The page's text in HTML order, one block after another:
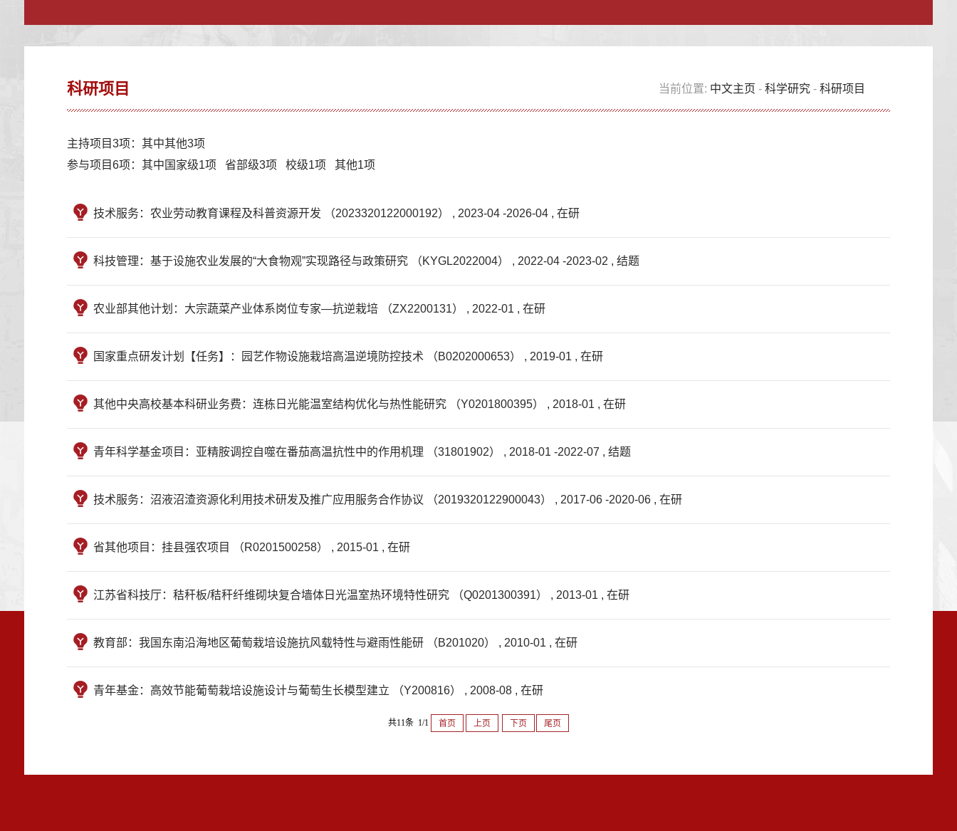
科研项目 当前位置: 中文主页 -科学研究 -科研项目
主持项目3项：其中其他3项
参与项目6项：其中国家级1项 省部级3项 校级1项 其他1项
技术服务：农业劳动教育课程及科普资源开发 （2023320122000192） , 2023-04 -2026-04 , 在研
科技管理：基于设施农业发展的“大食物观”实现路径与政策研究 （KYGL2022004） , 2022-04 -2023-02 , 结题
农业部其他计划：大宗蔬菜产业体系岗位专家—抗逆栽培 （ZX2200131） , 2022-01 , 在研
国家重点研发计划【任务】：园艺作物设施栽培高温逆境防控技术 （B0202000653） , 2019-01 , 在研
其他中央高校基本科研业务费：连栋日光能温室结构优化与热性能研究 （Y0201800395） , 2018-01 , 在研
青年科学基金项目：亚精胺调控自噬在番茄高温抗性中的作用机理 （31801902） , 2018-01 -2022-07 , 结题
技术服务：沼液沼渣资源化利用技术研发及推广应用服务合作协议 （2019320122900043） , 2017-06 -2020-06 , 在研
省其他项目：挂县强农项目 （R0201500258） , 2015-01 , 在研
江苏省科技厅：秸秆板/秸秆纤维砌块复合墙体日光温室热环境特性研究 （Q0201300391） , 2013-01 , 在研
教育部：我国东南沿海地区葡萄栽培设施抗风载特性与避雨性能研 （B201020） , 2010-01 , 在研
青年基金：高效节能葡萄栽培设施设计与葡萄生长模型建立 （Y200816） , 2008-08 , 在研
共11条 1/1 首页 上页 下页 尾页